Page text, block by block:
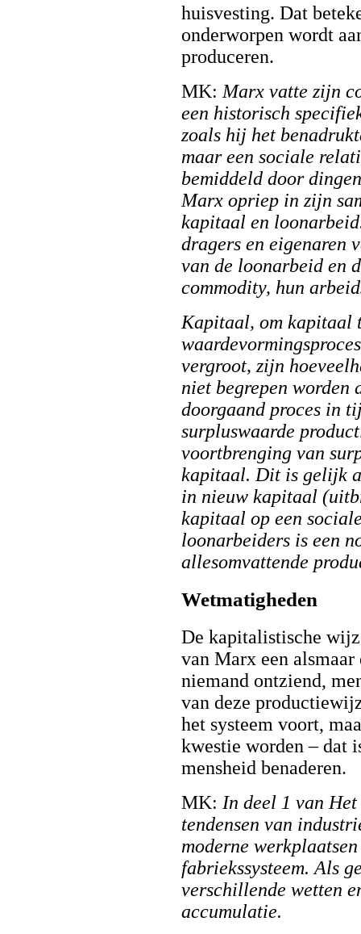
huisvesting. Dat
onderworpen wordt
produceren.
MK: Marx vatte zijn
een historisch
zoals hij het
maar een sociale
bemiddeld door
Marx opriep in zijn
kapitaal en
dragers en eigenaren
van de loonarbeid en
commodity, hun
Kapitaal, om kapitaal
vergroot, zijn
niet begrepen worden
doorgaand proces in
surpluswaarde
voortbrenging van
kapitaal. Dit is gelijk
in nieuw kapitaal
kapitaal op een
loonarbeiders is een
allesomvattende
Wetmatigheden
De kapitalistische
van Marx een
niemand ontziend,
van deze
het systeem voort,
kwestie worden – dat
mensheid benaderen.
MK: In deel 1 van
tendensen van
moderne
fabriekssysteem. Als
verschillende wetten
accumulatie.